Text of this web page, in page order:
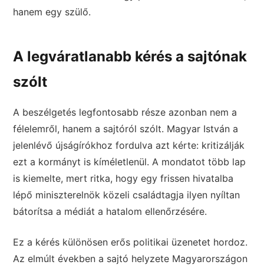
hanem egy szülő.
A legváratlanabb kérés a sajtónak
szólt
A beszélgetés legfontosabb része azonban nem a
félelemről, hanem a sajtóról szólt. Magyar István a
jelenlévő újságírókhoz fordulva azt kérte: kritizálják
ezt a kormányt is kíméletlenül. A mondatot több lap
is kiemelte, mert ritka, hogy egy frissen hivatalba
lépő miniszterelnök közeli családtagja ilyen nyíltan
bátorítsa a médiát a hatalom ellenőrzésére.
Ez a kérés különösen erős politikai üzenetet hordoz.
Az elmúlt években a sajtó helyzete Magyarországon